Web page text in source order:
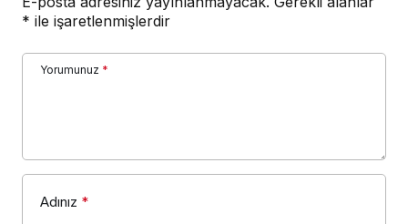
* ile işaretlenmişlerdir
Yorumunuz *
Adınız *